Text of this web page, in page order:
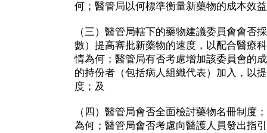
何；醫管局以何標準衡量新藥物的成本效
（三）醫管局轄下的藥物建議委員會會否
數）提高審批新藥物的速度，以配合醫療
情為何；醫管局有否考慮增加該委員會的
的持份者（包括病人組織代表）加入，以
度；及
（四）醫管局會否全面檢討藥物名冊制度
為何；醫管局會否考慮向醫護人員發出指